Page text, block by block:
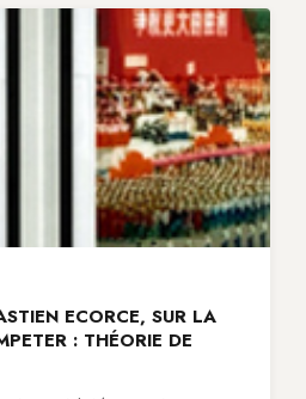
ECORCE, SUR LA
: THÉORIE DE